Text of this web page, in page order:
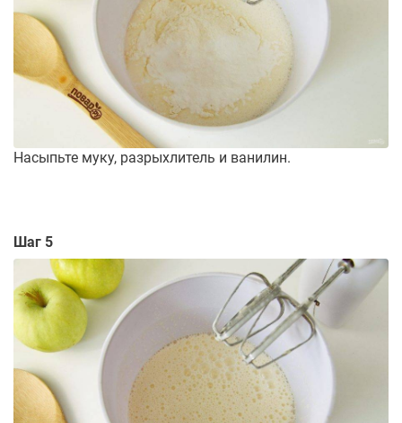
Насыпьте муку, разрыхлитель и ванилин.
Шаг 5